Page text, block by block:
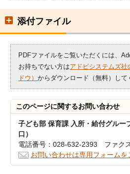
添付ファイル
PDFファイルをご覧いただくには、
お持ちでない方はアドビシステムズ
ドウ）からダウンロード（無料）して
このページに関するお問い合わせ
子ども部 保育課 入所・給付グルー
口）
電話番号：028-632-2393 ファク
お問い合わせは専用フォームを